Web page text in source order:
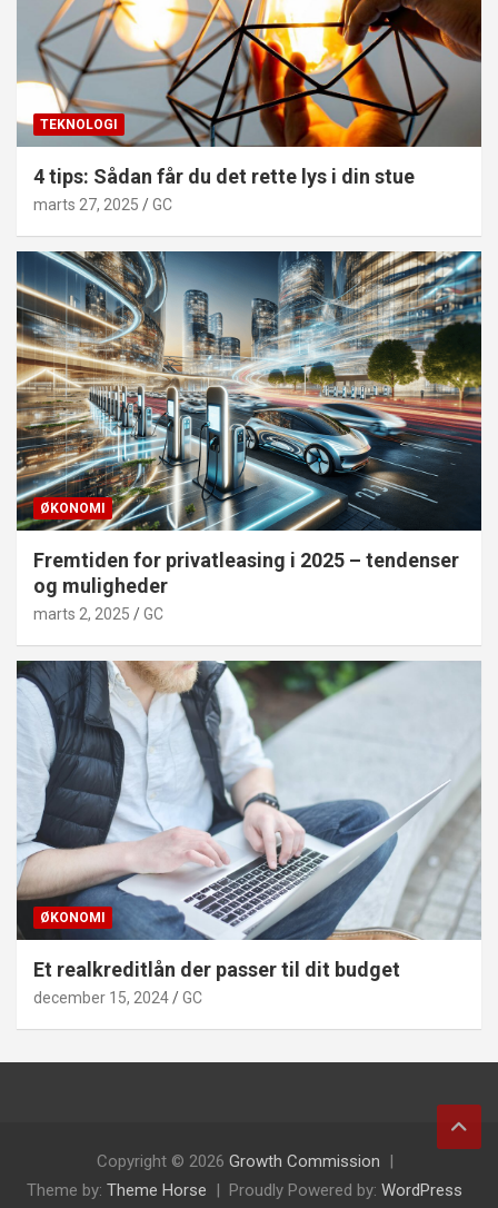
TEKNOLOGI
4 tips: Sådan får du det rette lys i din stue
marts 27, 2025 GC
ØKONOMI
Fremtiden for privatleasing i 2025 – tendenser
og muligheder
marts 2, 2025 GC
ØKONOMI
Et realkreditlån der passer til dit budget
december 15, 2024 GC
Copyright © 2026 Growth Commission
Theme by: Theme Horse Proudly Powered by: WordPress